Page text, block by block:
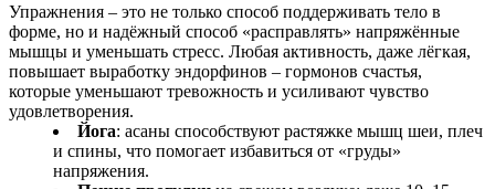
Упражнения – это не только способ поддерживать тело в
форме, но и надёжный способ «расправлять» напряжённые
мышцы и уменьшать стресс. Любая активность, даже лёгкая,
повышает выработку эндорфинов – гормонов счастья,
которые уменьшают тревожность и усиливают чувство
удовлетворения.
Йога: асаны способствуют растяжке мышц шеи, плеч
и спины, что помогает избавиться от «груды»
напряжения.